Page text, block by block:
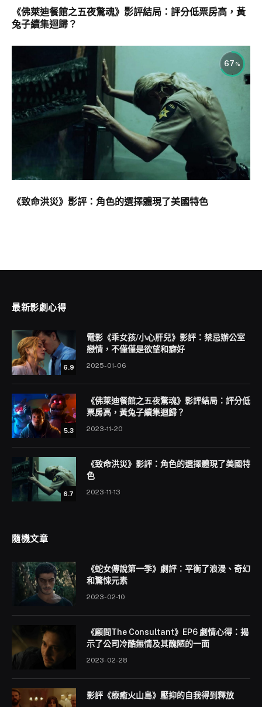
《佛萊迪餐館之五夜驚魂》影評結局：評分低票房高，黃
兔子續集迴歸？
67
《致命洪災》影評：角色的選擇體現了美國特色
最新影劇心得
6.9
電影《乖女孩/小心肝兒》影評：禁忌辦公室
戀情，不僅僅是欲望和癖好
2025-01-06
5.3
《佛萊迪餐館之五夜驚魂》影評結局：評分低
票房高，黃兔子續集迴歸？
2023-11-20
6.7
《致命洪災》影評：角色的選擇體現了美國特
色
2023-11-13
隨機文章
《蛇女傳說第一季》劇評：平衡了浪漫、奇幻
和驚悚元素
2023-02-10
《顧問The Consultant》EP6 劇情心得：揭
示了公司冷酷無情及其醜陋的一面
2023-02-28
影評《療癒火山島》壓抑的自我得到釋放